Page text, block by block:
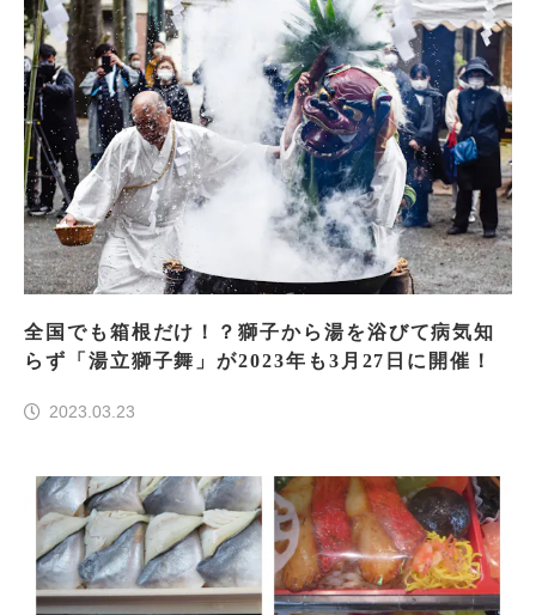
全国でも箱根だけ！？獅子から湯を浴びて病気知
らず「湯立獅子舞」が2023年も3月27日に開催！
2023.03.23